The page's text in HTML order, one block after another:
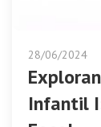
28/06/2024
Infantil